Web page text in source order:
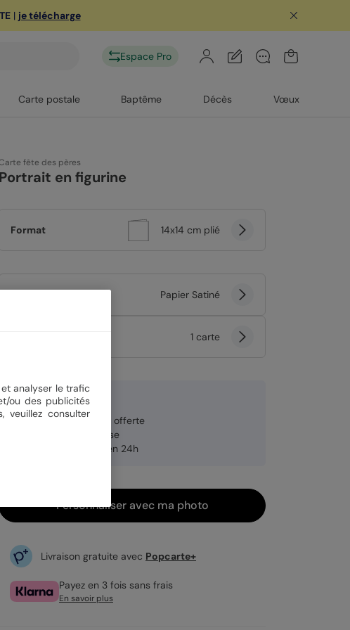
| je télécharge
Espace Pro
Carte postale Baptême Décès Vœux
fête des pères
Portrait en figurine
Format 14x14 cm plié
Papier Satiné
1 carte
4,59 €
Enveloppe blanche offerte
Fabrication française
Expédition rapide en 24h
Personnaliser avec ma photo
Livraison gratuite avec Popcarte+
Payez en 3 fois sans frais
En savoir plus
analyser le trafic
ou des publicités
veuillez consulter